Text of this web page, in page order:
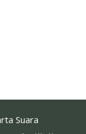
Suara